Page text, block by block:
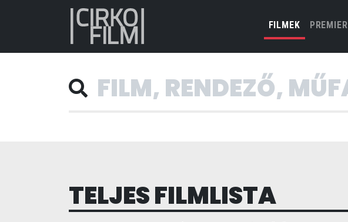
FILMEK(CURRENT)
PREMIER
TELJES FILMLISTA